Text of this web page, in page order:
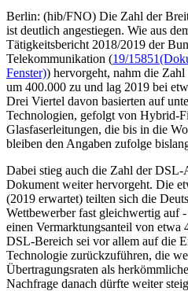
Berlin: (hib/FNO) Die Zahl der
ist deutlich angestiegen. Wie aus
Tätigkeitsbericht 2018/2019 der
Telekommunikation (19/15851
Fenster)) hervorgeht, nahm die Zahl
um 400.000 zu und lag 2019 bei
Drei Viertel davon basierten auf
Technologien, gefolgt von Hybrid-
Glasfaserleitungen, die bis in die
bleiben den Angaben zufolge
Dabei stieg auch die Zahl der DSL-
Dokument weiter hervorgeht. Die
(2019 erwartet) teilten sich die
Wettbewerber fast gleichwertig auf
einen Vermarktungsanteil von etwa
DSL-Bereich sei vor allem auf die
Technologie zurückzuführen, die
Übertragungsraten als
Nachfrage danach dürfte weiter